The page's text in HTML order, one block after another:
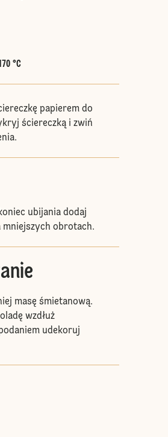
°C
papierem do
ściereczką i zwiń
ubijania dodaj
mniejszych obrotach.
masę śmietanową.
wzdłuż
udekoruj